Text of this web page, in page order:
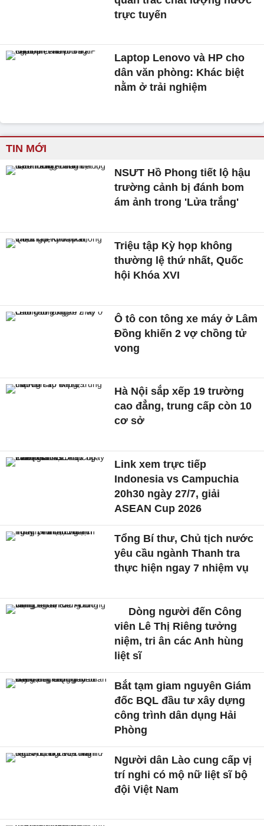
trực tuyến
Laptop Lenovo và HP cho
dân văn phòng: Khác biệt
nằm ở trải nghiệm
TIN MỚI
NSƯT Hồ Phong tiết lộ hậu
trường cảnh bị đánh bom
ám ảnh trong 'Lửa trắng'
Triệu tập Kỳ họp không
thường lệ thứ nhất, Quốc
hội Khóa XVI
Ô tô con tông xe máy ở Lâm
Đồng khiến 2 vợ chồng tử
vong
Hà Nội sắp xếp 19 trường
cao đẳng, trung cấp còn 10
cơ sở
Link xem trực tiếp
Indonesia vs Campuchia
20h30 ngày 27/7, giải
ASEAN Cup 2026
Tổng Bí thư, Chủ tịch nước
yêu cầu ngành Thanh tra
thực hiện ngay 7 nhiệm vụ
Dòng người đến Công
viên Lê Thị Riêng tưởng
niệm, tri ân các Anh hùng
liệt sĩ
Bắt tạm giam nguyên Giám
đốc BQL đầu tư xây dựng
công trình dân dụng Hải
Phòng
Người dân Lào cung cấp vị
trí nghi có mộ nữ liệt sĩ bộ
đội Việt Nam